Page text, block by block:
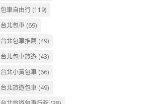
包車自由行 (119)
台北包車 (69)
台北包車推薦 (49)
台北包車旅遊 (43)
台北小黃包車 (66)
台北旅遊包車 (49)